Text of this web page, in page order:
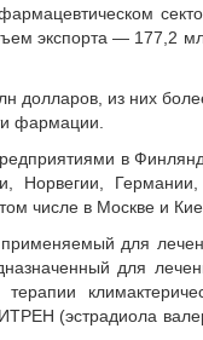
экспорта — 177,2
долларов, из них
фармации.
в
Норвегии,
числе в Москве и
для
для
(эстрадиола